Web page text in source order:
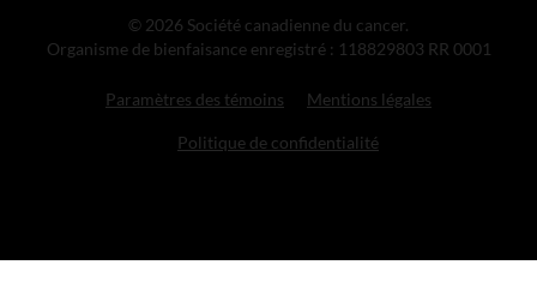
© 2026 Société canadienne du cancer.
Organisme de bienfaisance enregistré : 118829803 RR 0001
Paramètres des témoins Mentions légales
Politique de confidentialité